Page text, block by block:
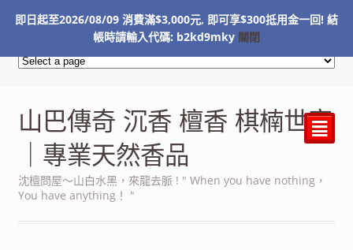
山巴傳奇 沉香 檀香 棋楠世家
｜專業天然香品
沈檀問屋～山白水黑，來龍去脈 ! " When you have nothing，
You have anything！ "
²
即日起至2026/08/09 消費滿$3,000元, 即可享$300抵用金一回! 結
帳時請輸入代碼: b2kd9mky 關閉